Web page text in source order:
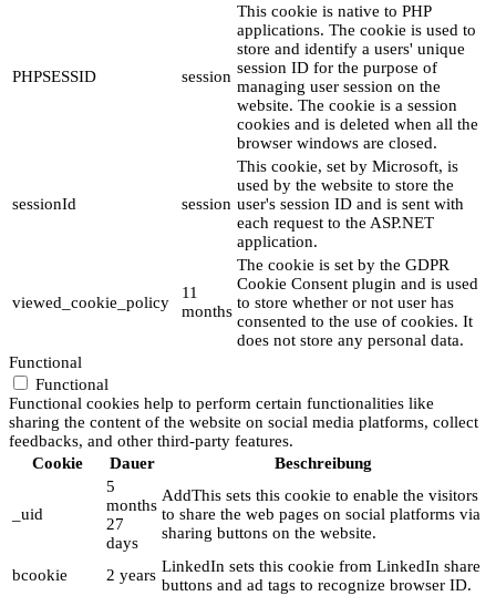
PHPSESSID session
This cookie is native to PHP
applications. The cookie is used to
store and identify a users' unique
session ID for the purpose of
managing user session on the
website. The cookie is a session
cookies and is deleted when all the
browser windows are closed.
sessionId session
This cookie, set by Microsoft, is
used by the website to store the
user's session ID and is sent with
each request to the ASP.NET
application.
viewed_cookie_policy
11
months
The cookie is set by the GDPR
Cookie Consent plugin and is used
to store whether or not user has
consented to the use of cookies. It
does not store any personal data.
Functional
Functional
Functional cookies help to perform certain functionalities like
sharing the content of the website on social media platforms, collect
feedbacks, and other third-party features.
Cookie
Dauer Beschreibung
_uid
5
months
27
days
AddThis sets this cookie to enable the visitors
to share the web pages on social platforms via
sharing buttons on the website.
bcookie 2 years LinkedIn sets this cookie from LinkedIn share
buttons and ad tags to recognize browser ID.